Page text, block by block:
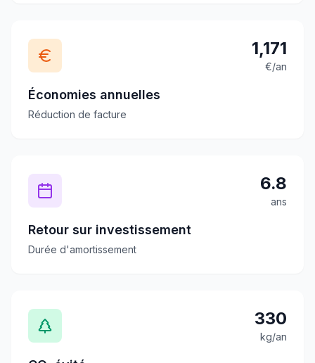
1,171
€/an
Économies annuelles
Réduction de facture
6.8
ans
Retour sur investissement
Durée d'amortissement
330
kg/an